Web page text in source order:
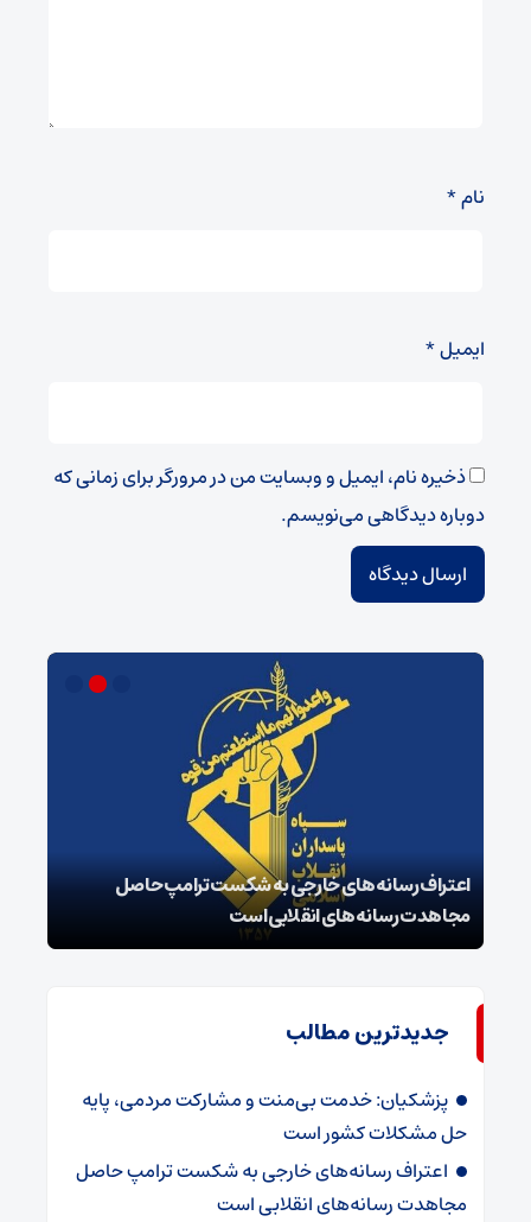
نام*
ایمیل*
ذخیره نام، ایمیل و وبسایت من در مرورگر برای زمانی که
دوباره دیدگاهی می‌نویسم.
اعتراف رسانه‌های خارجی به شکست ترامپ حاصل
مجاهدت رسانه‌های انقلابی است
جدیدترین مطالب
پزشکیان: خدمت بی‌منت و مشارکت مردمی، پایه
حل مشکلات کشور است
اعتراف رسانه‌های خارجی به شکست ترامپ حاصل
مجاهدت رسانه‌های انقلابی است